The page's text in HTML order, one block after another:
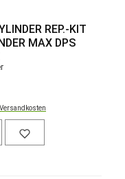
REP.-KIT
MAX DPS
Versandkosten